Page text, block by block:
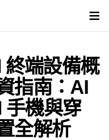
終端設備概
指南：AI
手機與穿
全解析